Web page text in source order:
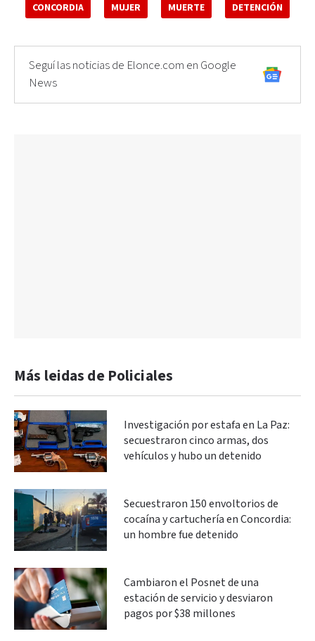
CONCORDIA MUJER MUERTE DETENCIÓN
Seguí las noticias de Elonce.com en Google
News
Más leidas de Policiales
Investigación por estafa en La Paz:
secuestraron cinco armas, dos
vehículos y hubo un detenido
Secuestraron 150 envoltorios de
cocaína y cartuchería en Concordia:
un hombre fue detenido
Cambiaron el Posnet de una
estación de servicio y desviaron
pagos por $38 millones